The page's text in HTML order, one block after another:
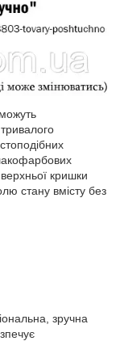
верхньої кришки
стану вмісту без
зручна